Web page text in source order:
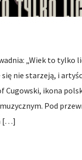
„Wiek to tylko
się nie starzeją, i
Cugowski, ikona
Pod
[…]